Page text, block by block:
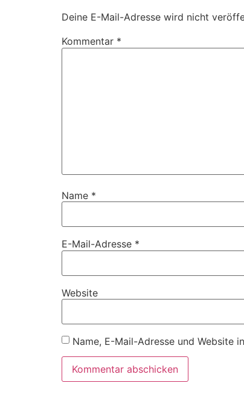
Deine E-Mail-Adresse wird nicht
Kommentar *
Name *
E-Mail-Adresse *
Website
Name, E-Mail-Adresse und Website